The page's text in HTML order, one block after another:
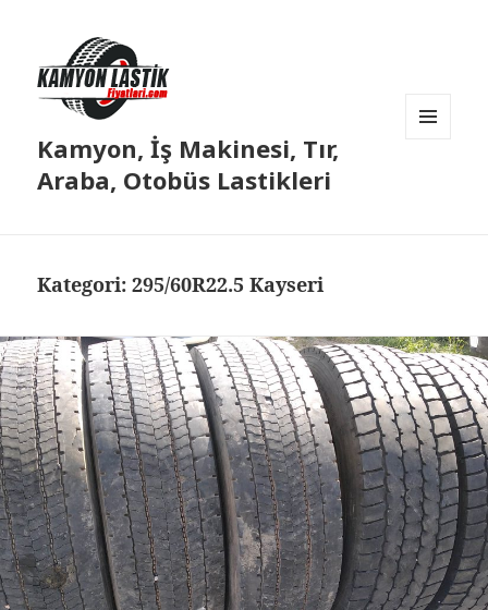
Kamyon, İş Makinesi, Tır,
Araba, Otobüs Lastikleri
Kategori:295/60R22.5 Kayseri